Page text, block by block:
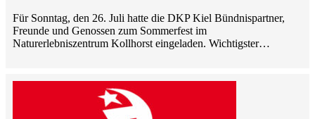
Für Sonntag, den 26. Juli hatte die DKP Kiel Bündnispartner,
Freunde und Genossen zum Sommerfest im
Naturerlebniszentrum Kollhorst eingeladen. Wichtigster…